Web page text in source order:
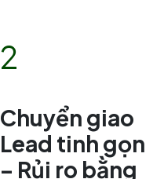
2
Chuyển giao
Lead tinh gọn
– Rủi ro bằng